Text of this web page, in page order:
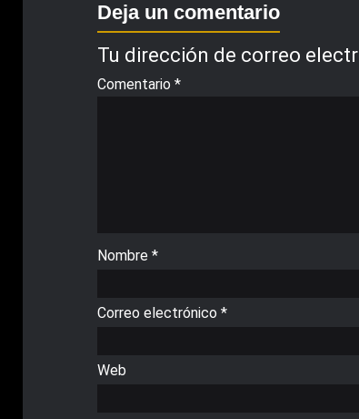
Deja un comentario
Tu dirección de correo
Comentario *
Nombre *
Correo electrónico *
Web